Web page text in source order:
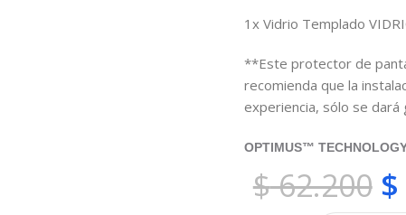
1x Vidrio Templado
**Este protector de
recomienda que la
experiencia, sólo se
OPTIMUS™
$62.200 $